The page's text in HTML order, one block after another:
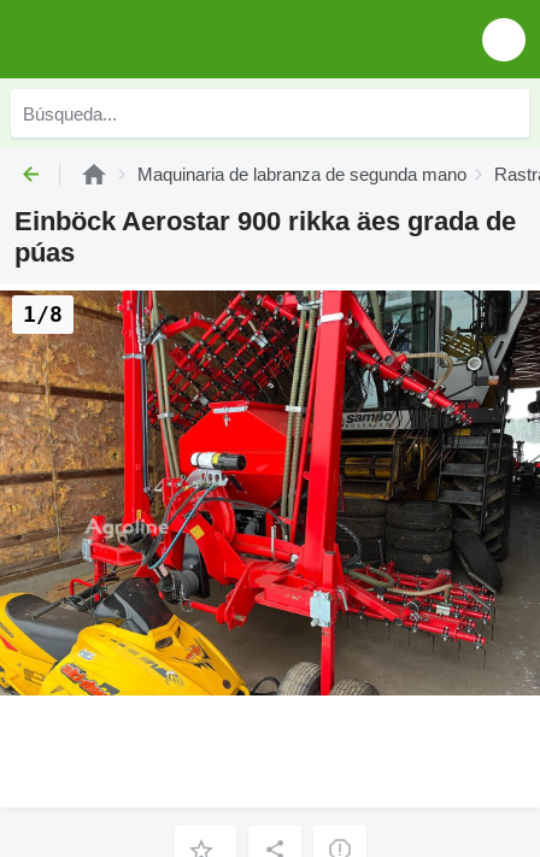
Maquinaria de labranza de segunda mano
Einböck Aerostar 900 rikka äes grada de
púas
1/8